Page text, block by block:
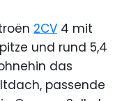
2CV 4 mit
und rund 5,4
das
passende